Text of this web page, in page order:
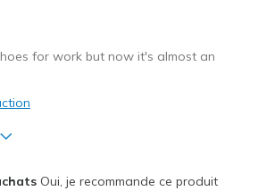
Shoes are for Wearing
for work but now it's almost an
Oui, je recommande ce produit